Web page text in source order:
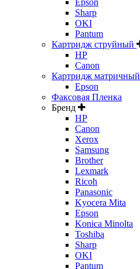
Sharp
OKI
Pantum
Картридж струйный
HP
Canon
Картридж матричный
Epson
Факсовая Пленка
Бренд
HP
Canon
Xerox
Samsung
Brother
Lexmark
Ricoh
Panasonic
Kyocera Mita
Epson
Konica Minolta
Toshiba
Sharp
OKI
Pantum